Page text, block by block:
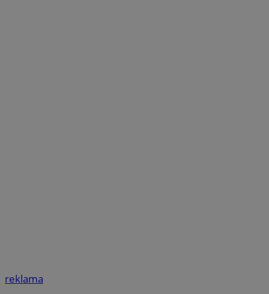
reklama